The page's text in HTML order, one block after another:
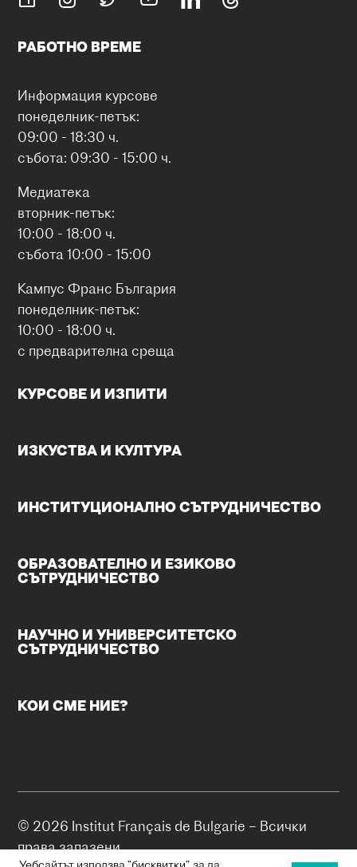
РАБОТНО ВРЕМЕ
Информация курсове
понеделник-петък:
09:00 - 18:30 ч.
събота: 09:30 - 15:00 ч.
Медиатека
вторник-петък:
10:00 - 18:00 ч.
събота 10:00 - 15:00
Кампус Франс България
понеделник-петък:
10:00 - 18:00 ч.
с предварителна среща
КУРСОВЕ И ИЗПИТИ
ИЗКУСТВА И КУЛТУРА
ИНСТИТУЦИОНАЛНО СЪТРУДНИЧЕСТВО
ОБРАЗОВАТЕЛНО И ЕЗИКОВО
СЪТРУДНИЧЕСТВО
НАУЧНО И УНИВЕРСИТЕТСКО
СЪТРУДНИЧЕСТВО
КОИ СМЕ НИЕ?
© 2026 Institut Français de Bulgarie – Всички
права запазени.